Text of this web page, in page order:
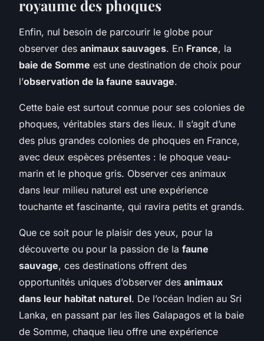
royaume des phoques
Enfin, nul besoin de parcourir le globe pour
observer des animaux sauvages. En France, la
baie de Somme est une destination de choix pour
l’observation de la faune sauvage.
Cette baie est surtout connue pour ses colonies de
phoques, véritables stars des lieux. Il s’agit d’une
des plus grandes colonies de phoques en France,
avec deux espèces présentes : le phoque veau-
marin et le phoque gris. Observer ces animaux
dans leur milieu naturel est une expérience
touchante et fascinante, qui ravira petits et grands.
Que ce soit pour le plaisir des yeux, pour la
découverte ou pour la passion de la faune
sauvage, ces destinations offrent des
opportunités uniques d’observer des animaux
dans leur habitat naturel. De l’océan Indien au Sri
Lanka, en passant par les îles Galapagos et la baie
de Somme, chaque lieu offre une expérience